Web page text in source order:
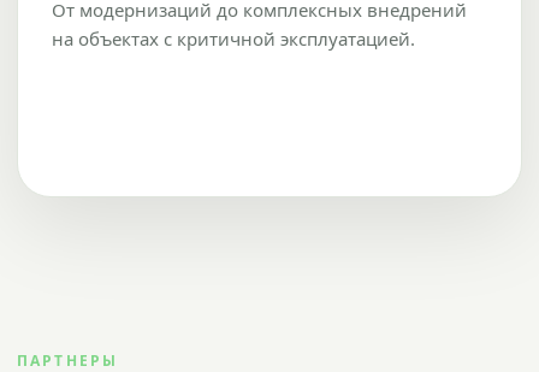
От модернизаций до комплексных внедрений
на объектах с критичной эксплуатацией.
ПАРТНЕРЫ